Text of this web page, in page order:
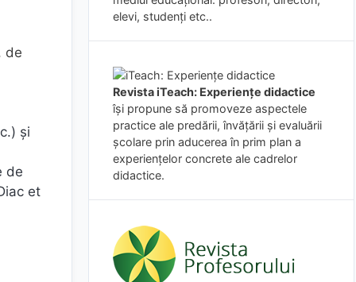
de
și
de
et
elevi, studenți etc..
Revista iTeach: Experienţe didactice
îşi propune să promoveze aspectele
practice ale predării, învăţării şi evaluării
şcolare prin aducerea în prim plan a
experienţelor concrete ale cadrelor
didactice.